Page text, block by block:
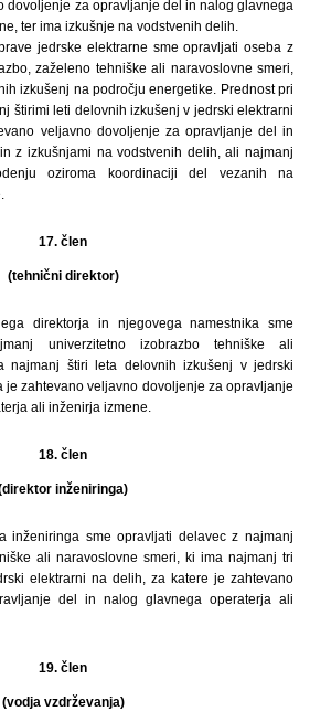
dovoljenje za opravljanje del in nalog glavnega
ter ima izkušnje na vodstvenih delih.
jedrske elektrarne sme opravljati oseba z
zaželeno tehniške ali naravoslovne smeri,
izkušenj na področju energetike. Prednost pri
štirimi leti delovnih izkušenj v jedrski elektrarni
veljavno dovoljenje za opravljanje del in
z izkušnjami na vodstvenih delih, ali najmanj
oziroma koordinaciji del vezanih na
17. člen
(tehnični direktor)
direktorja in njegovega namestnika sme
univerzitetno izobrazbo tehniške ali
najmanj štiri leta delovnih izkušenj v jedrski
je zahtevano veljavno dovoljenje za opravljanje
ali inženirja izmene.
18. člen
inženiringa)
inženiringa sme opravljati delavec z najmanj
ali naravoslovne smeri, ki ima najmanj tri
elektrarni na delih, za katere je zahtevano
del in nalog glavnega operaterja ali
19. člen
(vodja vzdrževanja)